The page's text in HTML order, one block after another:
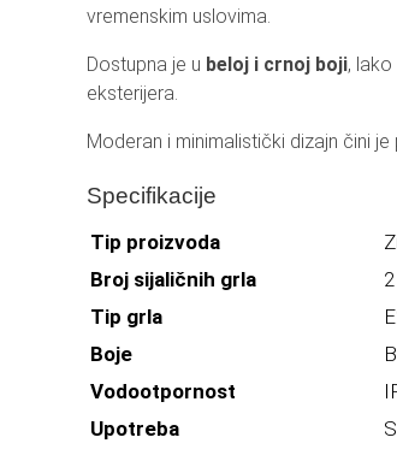
vremenskim uslovima.
Dostupna je u beloj i crnoj boji,
eksterijera.
Moderan i minimalistički dizajn čini
Specifikacije
Tip proizvoda
Broj sijaličnih grla
2
Tip grla
Boje
Vodootpornost
Upotreba